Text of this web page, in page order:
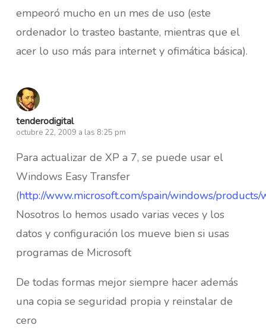
empeoró mucho en un mes de uso (este
ordenador lo trasteo bastante, mientras que el
acer lo uso más para internet y ofimática básica).
tenderodigital
octubre 22, 2009 a las 8:25 pm
Para actualizar de XP a 7, se puede usar el
Windows Easy Transfer
(http://www.microsoft.com/spain/windows/
Nosotros lo hemos usado varias veces y los
datos y configuración los mueve bien si usas
programas de Microsoft
De todas formas mejor siempre hacer además
una copia se seguridad propia y reinstalar de
cero